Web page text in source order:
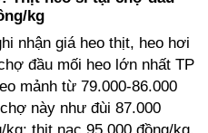
kg
nhận giá heo thịt, heo hơi
đầu mối heo lớn nhất TP
mảnh từ 79.000-86.000
này như đùi 87.000